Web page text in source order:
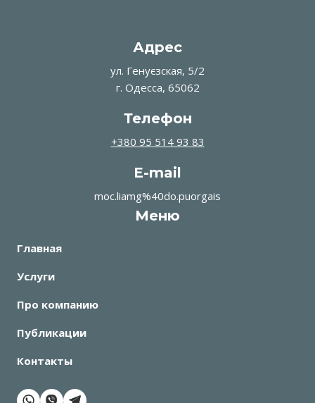
Адрес
ул. Генуєзская, 5/2
г. Одесса, 65062
Телефон
+380 95 514 93 83
E-mail
moc.liamg%40do.puorgais
Меню
Главная
Услуги
Про компанию
Публикации
Контакты